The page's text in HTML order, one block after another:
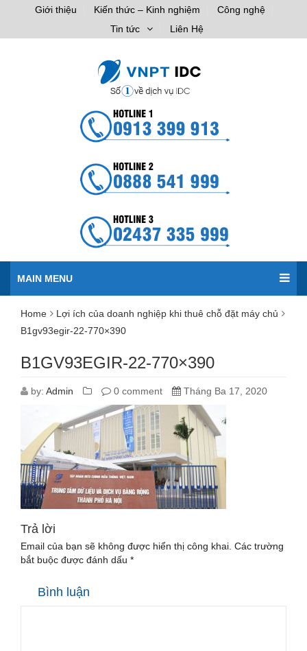
Giới thiệu Kiến thức – Kinh nghiệm
Công nghệ
Tin tức
Liên Hệ
MAIN MENU
Home
Lợi ích của doanh nghiệp khi thuê chỗ đặt máy chủ
B1gv93egir-22-770×390
B1GV93EGIR-22-770×390
by: Admin 0 comment Tháng Ba 17, 2020
Trả lời
Email của bạn sẽ không được hiển thị công khai. Các trường
bắt buộc được đánh dấu *
Bình luận